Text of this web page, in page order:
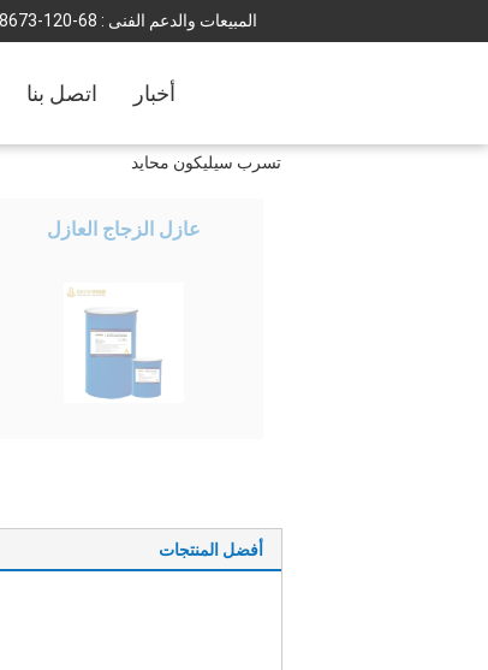
المبيعات والدعم الفنى : 3768-2288
اتصل بنا أخبار
تسرب سيليكون محايد
عازل الزجاج العازل
أفضل المنتجات